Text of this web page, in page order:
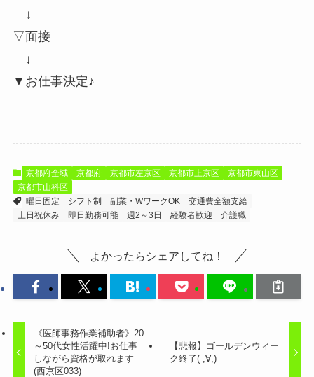
↓
▽面接
↓
▼お仕事決定♪
京都府全域 京都府 京都市左京区 京都市上京区
京都市東山区
京都市山科区
曜日固定
シフト制 副業・WワークOK
交通費全額支給
土日祝休み
即日勤務可能 週2～3日 経験者歓迎 介護職
よかったらシェアしてね！
《医師事務作業補助者》20
～50代女性活躍中!お仕事
しながら資格が取れます
(西京区033)
【悲報】ゴールデンウィー
ク終了( ;∀;)